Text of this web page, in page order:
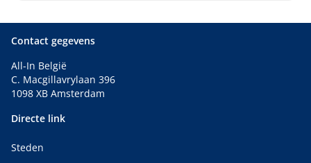
Contact gegevens
All-In België
C. Macgillavrylaan 396
1098 XB Amsterdam
Directe link
Steden